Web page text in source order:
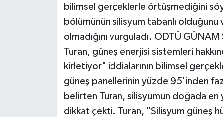
bilimsel gerçeklerle örtüşmediğini
bölümünün silisyum tabanlı olduğunu
olmadığını vurguladı. ODTÜ
Turan, güneş enerjisi sistemleri
kirletiyor" iddialarının bilimsel
güneş panellerinin yüzde 95'inden
belirten Turan, silisyumun doğada
dikkat çekti. Turan, "Silisyum güneş